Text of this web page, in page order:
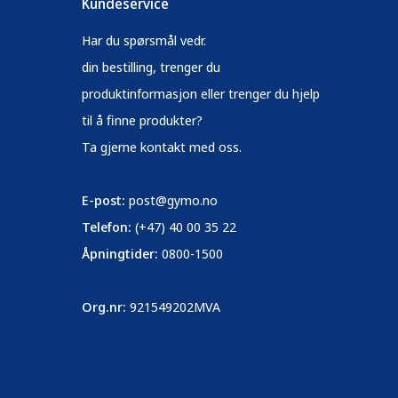
Har du spørsmål vedr.
din bestilling, trenger du
produktinformasjon eller trenger du hjelp
til å finne produkter?
Ta gjerne kontakt med oss.
E-post: post@gymo.no
Telefon: (+47) 40 00 35 22
Åpningtider: 0800-1500
Org.nr: 921549202MVA